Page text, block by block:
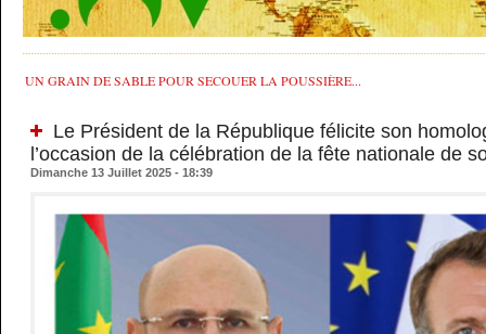
UN GRAIN DE SABLE POUR SECOUER LA POUSSIÈRE...
Le Président de la République félicite son
l’occasion de la célébration de la fête nationale de
Dimanche 13 Juillet 2025 - 18:39